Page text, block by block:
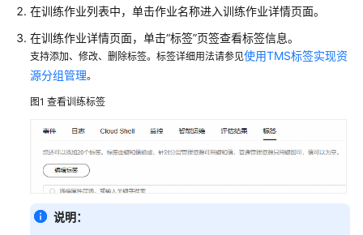
产
品
介
绍
快
在训练作业列表中，单击作业名称进入训练作业详情页面。
在训练作业详情页面，单击“标签”页签查看标签信息。
支持添加、修改、删除标签。标签详细用法请参见使用TMS标签实现资
源分组管理。
图1 查看训练标签
说明：